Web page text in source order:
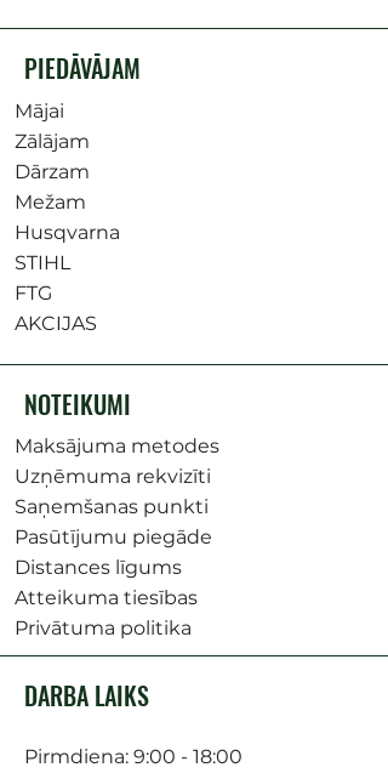
PIEDĀVĀJAM
Mājai
Zālājam
Dārzam
Mežam
Husqvarna
STIHL
FTG
AKCIJAS
NOTEIKUMI
Maksājuma metodes
Uzņēmuma rekvizīti
Saņemšanas punkti
Pasūtījumu piegāde
Distances līgums
Atteikuma tiesības
Privātuma politika
DARBA LAIKS
Pirmdiena: 9:00 - 18:00